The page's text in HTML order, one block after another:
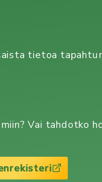
tietoa
Vai tahdotko